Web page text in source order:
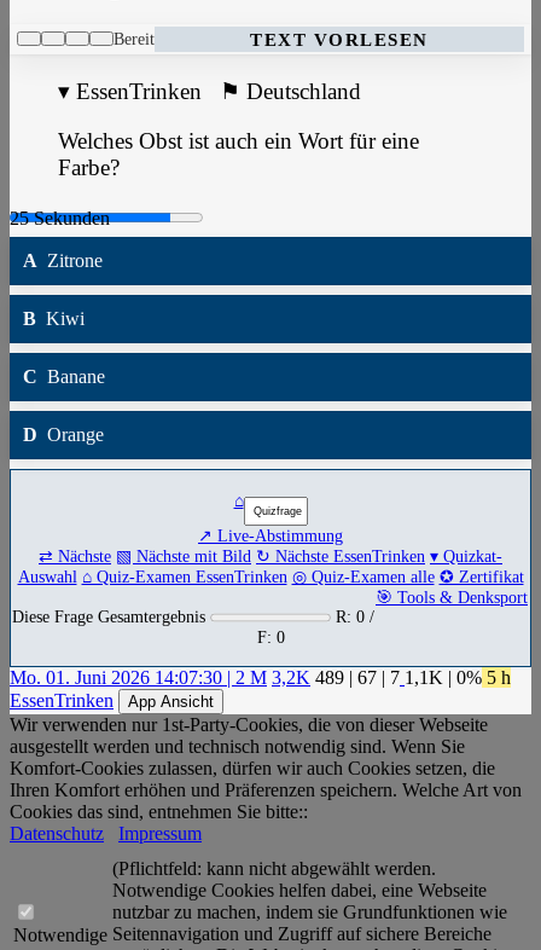
Bereit TEXT VORLESEN
▾ EssenTrinken ⚑ Deutschland
Welches Obst ist auch ein Wort für eine
Farbe?
A Zitrone
B Kiwi
C Banane
D Orange
⌂
↗ Live-Abstimmung
⇄ Nächste ▧ Nächste mit Bild ↻ Nächste EssenTrinken ▾ Quizkat-
Auswahl ⌂ Quiz-Examen EssenTrinken ◎ Quiz-Examen alle ✪ Zertifikat
🎯 Tools & Denksport
Diese Frage Gesamtergebnis
R: 0 /
F: 0
Mo. 01. Juni 2026 14:07:30 | 2 M 3,2K 489 | 67 | 7 1,1K | 0% 5 h
EssenTrinken
App Ansicht
Wir verwenden nur 1st-Party-Cookies, die von dieser Webseite
ausgestellt werden und technisch notwendig sind. Wenn Sie
Komfort-Cookies zulassen, dürfen wir auch Cookies setzen, die
Ihren Komfort erhöhen und Präferenzen speichern. Welche Art von
Cookies das sind, entnehmen Sie bitte::
Datenschutz
Impressum
Notwendige
(Pflichtfeld: kann nicht abgewählt werden.
Notwendige Cookies helfen dabei, eine Webseite
nutzbar zu machen, indem sie Grundfunktionen wie
Seitennavigation und Zugriff auf sichere Bereiche